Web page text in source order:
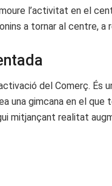
l’activitat en el
a tornar al centre,
del Comerç. És
gimcana en el
mitjançant realitat